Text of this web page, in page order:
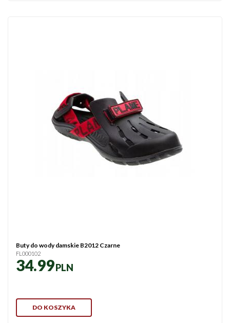
Buty do wody damskie B2012 Czarne
FL000102
34.99PLN
DO KOSZYKA